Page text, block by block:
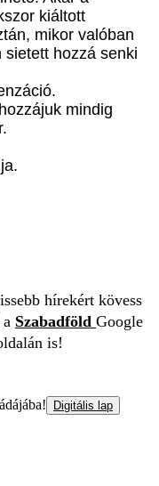
kiáltott
mikor valóban
hozzá senki
mindig
hírekért kövess
Szabadföld Google
is!
Digitális lap